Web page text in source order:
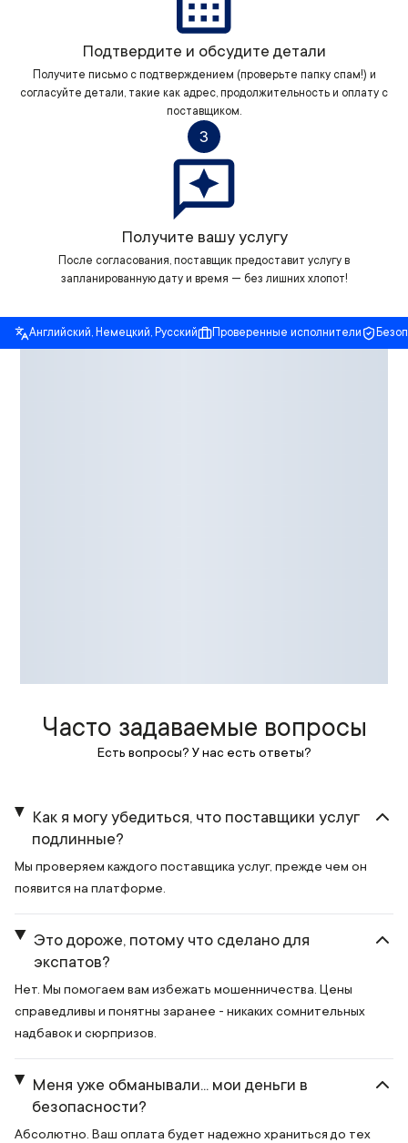
Подтвердите и обсудите детали
Получите письмо с подтверждением (проверьте папку спам!) и
согласуйте детали, такие как адрес, продолжительность и оплату с
поставщиком.
3
Получите вашу услугу
После согласования, поставщик предоставит услугу в
запланированную дату и время — без лишних хлопот!
Английский, Немецкий, Русский Проверенные исполнители
Часто задаваемые вопросы
Есть вопросы? У нас есть ответы?
Как я могу убедиться, что поставщики услуг
подлинные?
Мы проверяем каждого поставщика услуг, прежде чем он
появится на платформе.
Это дороже, потому что сделано для
экспатов?
Нет. Мы помогаем вам избежать мошенничества. Цены
справедливы и понятны заранее - никаких сомнительных
надбавок и сюрпризов.
Меня уже обманывали... мои деньги в
безопасности?
Абсолютно. Ваш оплата будет надежно храниться до тех